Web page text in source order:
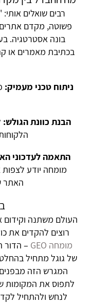
רבים שואלים
פשוטה, מקדם
בונה אסטרטגיה.
בכתיבת מאמרים או
ניתוח טכני מעמיק:
הבנת כוונת הגולש:
התאמה לעדכוני
מומחה יודע לצפות
האתר
העולם משתנה
רוצים להקדים את
מומחה GEO
של גוגל מתחיל
המגרש הזה
לתפוס את המקומות
לנחש ולהתחיל